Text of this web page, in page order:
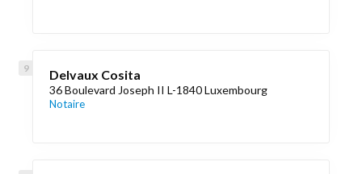
Delvaux Cosita
36 Boulevard Joseph II L-1840 Luxembourg
Notaire